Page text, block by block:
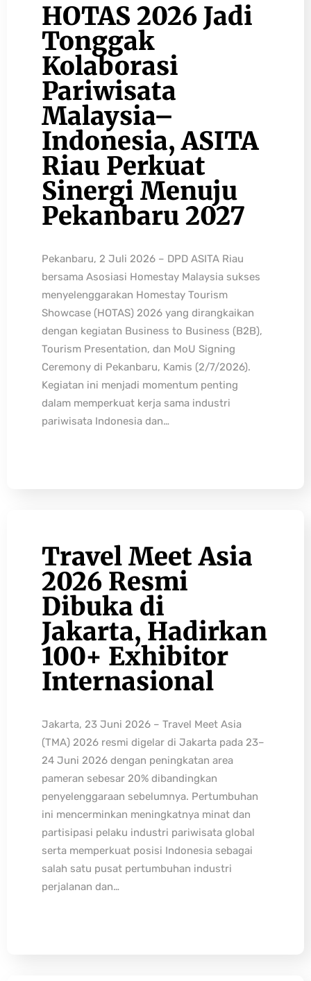
HOTAS 2026 Jadi
Tonggak
Kolaborasi
Pariwisata
Malaysia–
Indonesia, ASITA
Riau Perkuat
Sinergi Menuju
Pekanbaru 2027
Pekanbaru, 2 Juli 2026 – DPD ASITA Riau
bersama Asosiasi Homestay Malaysia sukses
menyelenggarakan Homestay Tourism
Showcase (HOTAS) 2026 yang dirangkaikan
dengan kegiatan Business to Business (B2B),
Tourism Presentation, dan MoU Signing
Ceremony di Pekanbaru, Kamis (2/7/2026).
Kegiatan ini menjadi momentum penting
dalam memperkuat kerja sama industri
pariwisata Indonesia dan…
Travel Meet Asia
2026 Resmi
Dibuka di
Jakarta, Hadirkan
100+ Exhibitor
Internasional
Jakarta, 23 Juni 2026 – Travel Meet Asia
(TMA) 2026 resmi digelar di Jakarta pada 23–
24 Juni 2026 dengan peningkatan area
pameran sebesar 20% dibandingkan
penyelenggaraan sebelumnya. Pertumbuhan
ini mencerminkan meningkatnya minat dan
partisipasi pelaku industri pariwisata global
serta memperkuat posisi Indonesia sebagai
salah satu pusat pertumbuhan industri
perjalanan dan…